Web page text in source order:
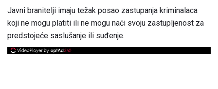
Javni branitelji imaju težak posao zastupanja kriminalaca
koji ne mogu platiti ili ne mogu naći svoju zastupljenost za
predstojeće saslušanje ili suđenje.